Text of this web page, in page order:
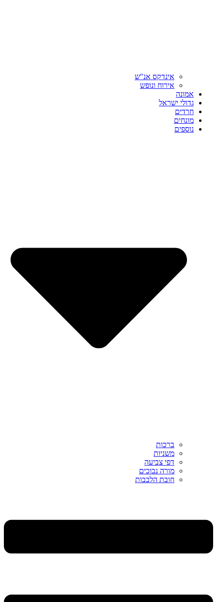
אינדקס אנ"ש
אירוח ונופש
אמונה
גדולי ישראל
חרדים
מונחים
נוספים
ברכות
משניות
דפי צביעה
מורה נבוכים
חובת הלבבות